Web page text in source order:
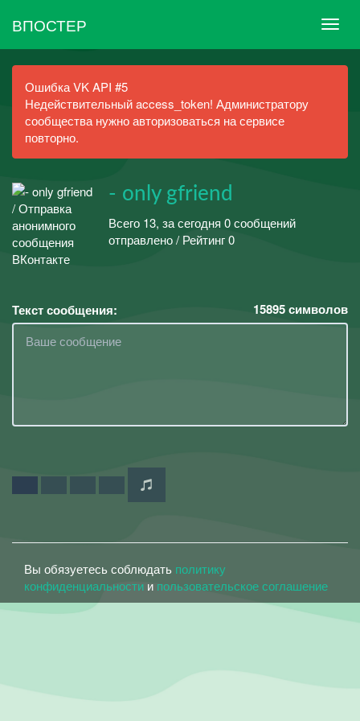
ВПОСТЕР
Ошибка VK API #5
Недействительный access_token! Администратору
сообщества нужно авторизоваться на сервисе
повторно.
- only gfriend
Всего 13, за сегодня 0 сообщений
отправлено / Рейтинг 0
Текст сообщения: 15895символов
Вы обязуетесь соблюдать политику
конфиденциальности и пользовательское соглашение